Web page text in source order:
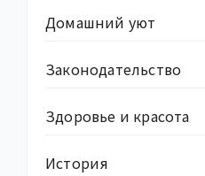
Домашний уют
Законодательство
Здоровье и красота
История